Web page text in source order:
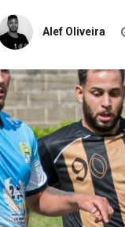
Alef Oliveira